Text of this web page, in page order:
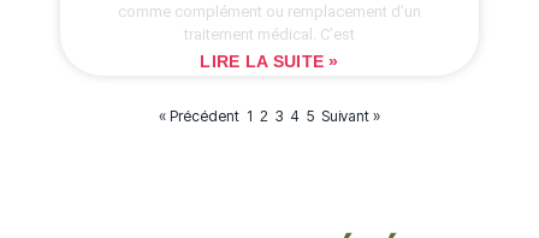
comme complément ou remplacement d’un
traitement médical. C’est
LIRE LA SUITE »
« Précédent 1 2 3 4 5 Suivant »